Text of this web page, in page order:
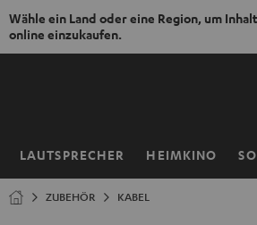
Wähle ein Land oder eine Region, um
online einzukaufen.
ZUM
LAUTSPRECHER HEIMKINO
Startseite
ZUBEHÖR KABEL